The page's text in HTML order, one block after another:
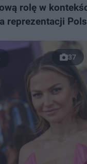
rolę w
reprezentacji
37